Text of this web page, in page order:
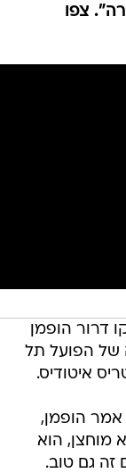
צפו
דרור הופמן
של הפועל תל
איטודיס.
אמר הופמן,
מוחצן, הוא
זה גם טוב.